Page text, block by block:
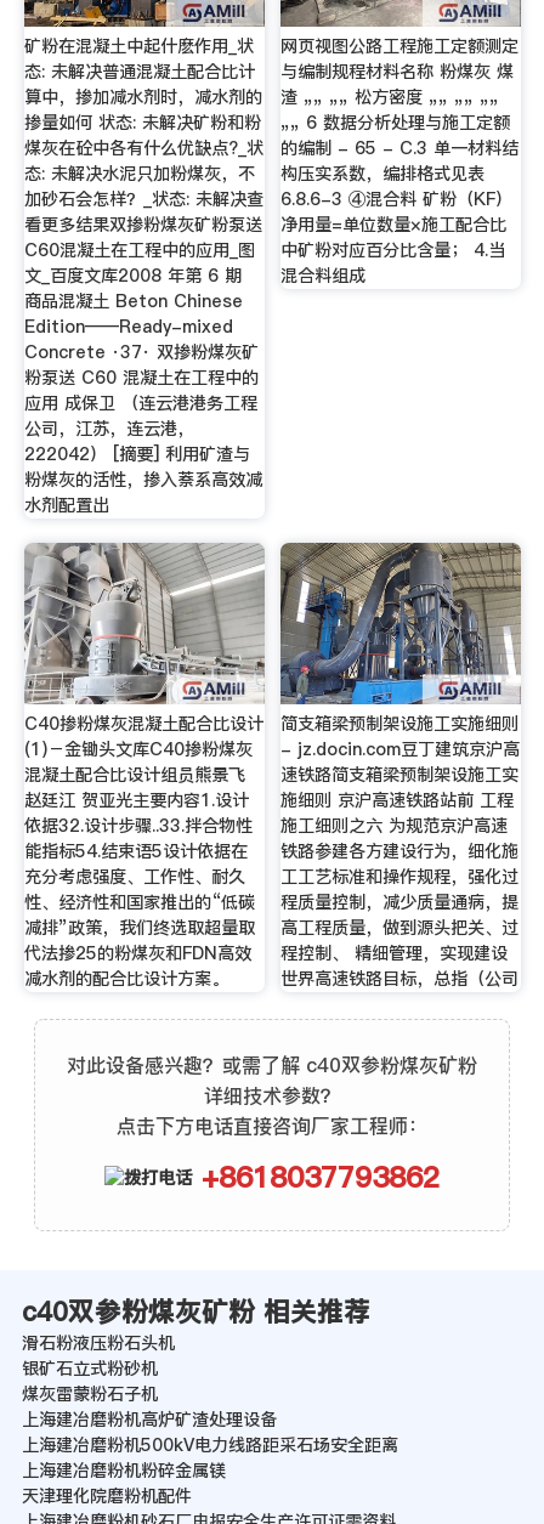
矿粉在混凝土中起什麽作用_状
态: 未解决普通混凝土配合比计
算中，掺加减水剂时，减水剂的
掺量如何 状态: 未解决矿粉和粉
煤灰在砼中各有什么优缺点?_状
态: 未解决水泥只加粉煤灰，不
加砂石会怎样？_状态: 未解决查
看更多结果双掺粉煤灰矿粉泵送
C60混凝土在工程中的应用_图
文_百度文库2008 年第 6 期
商品混凝土 Beton Chinese
Edition——Ready-mixed
Concrete ·37· 双掺粉煤灰矿
粉泵送 C60 混凝土在工程中的
应用 成保卫 （连云港港务工程
公司，江苏，连云港，
222042） [摘要] 利用矿渣与
粉煤灰的活性，掺入萘系高效减
水剂配置出
网页视图公路工程施工定额测定
与编制规程材料名称 粉煤灰 煤
渣 „„ „„ 松方密度 „„ „„ „„
„„ 6 数据分析处理与施工定额
的编制 - 65 - C.3 单一材料结
构压实系数，编排格式见表
6.8.6-3 ④混合料 矿粉（KF）
净用量=单位数量×施工配合比
中矿粉对应百分比含量； 4.当
混合料组成
C40掺粉煤灰混凝土配合比设计
(1)－金锄头文库C40掺粉煤灰
混凝土配合比设计组员熊景飞
赵廷江 贺亚光主要内容1.设计
依据32.设计步骤..33.拌合物性
能指标54.结束语5设计依据在
充分考虑强度、工作性、耐久
性、经济性和国家推出的“低碳
减排”政策，我们终选取超量取
代法掺25的粉煤灰和FDN高效
减水剂的配合比设计方案。
简支箱梁预制架设施工实施细则
- jz.docin.com豆丁建筑京沪高
速铁路简支箱梁预制架设施工实
施细则 京沪高速铁路站前 工程
施工细则之六 为规范京沪高速
铁路参建各方建设行为，细化施
工工艺标准和操作规程，强化过
程质量控制，减少质量通病，提
高工程质量，做到源头把关、过
程控制、 精细管理，实现建设
世界高速铁路目标，总指（公司
对此设备感兴趣？或需了解 c40双参粉煤灰矿粉
详细技术参数？
点击下方电话直接咨询厂家工程师：
+8618037793862
c40双参粉煤灰矿粉 相关推荐
滑石粉液压粉石头机
银矿石立式粉砂机
煤灰雷蒙粉石子机
上海建冶磨粉机高炉矿渣处理设备
上海建冶磨粉机500kV电力线路距采石场安全距离
上海建冶磨粉机粉碎金属镁
天津理化院磨粉机配件